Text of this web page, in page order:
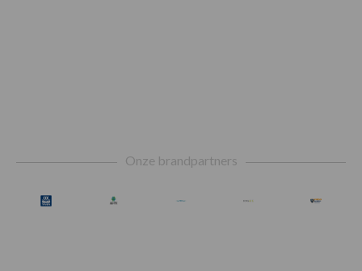
Onze brandpartners